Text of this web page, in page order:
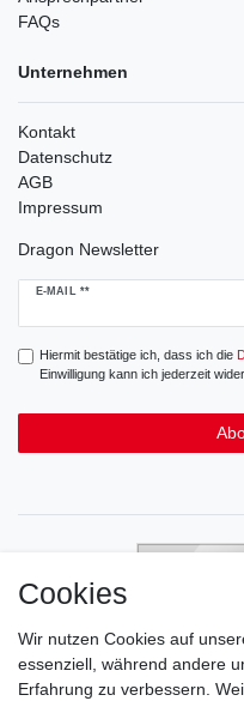
FAQs
Unternehmen
Kontakt
Datenschutz
AGB
Impressum
Dragon Newsletter
E-MAIL **
Newsletter
Hiermit bestätige ich, dass ich die
Einwilligung kann ich jederzeit
Cookies
Wir nutzen Cookies auf
essenziell, während andere
Erfahrung zu verbessern.